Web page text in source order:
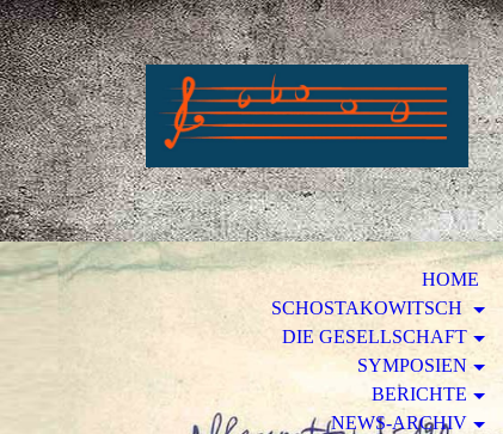
HOME
SCHOSTAKOWITSCH
DIE GESELLSCHAFT
SYMPOSIEN
BERICHTE
NEWS-ARCHIV